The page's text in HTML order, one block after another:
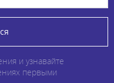
и узнавайте
первыми